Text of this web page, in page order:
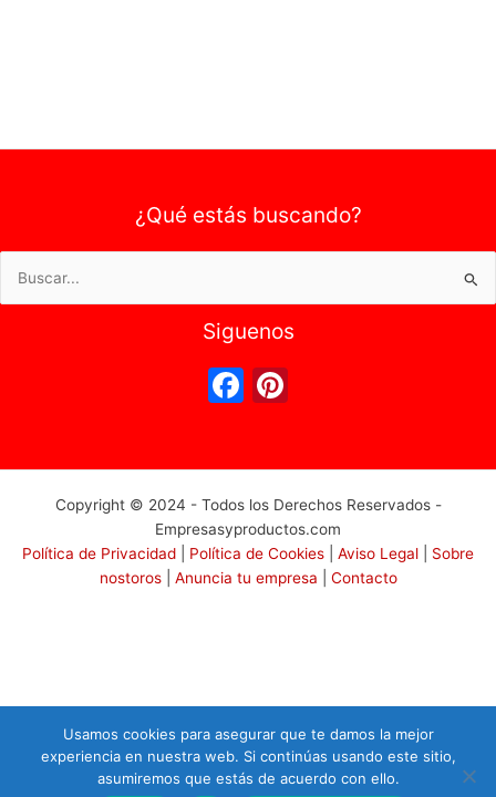
¿Qué estás buscando?
Buscar
por:
Siguenos
F
e
b
o
o
e
st
Copyright © 2024 - Todos los Derechos Reservados -
Empresasyproductos.com
Política de Privacidad
Política de Cookies Aviso Legal
Sobre
nostoros| Anuncia tu empresa Contacto
Usamos cookies para asegurar que te damos la mejor
experiencia en nuestra web. Si continúas usando este sitio,
asumiremos que estás de acuerdo con ello.